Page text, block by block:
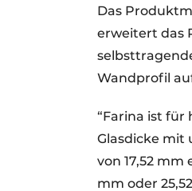
Das
erweitert das
Wandprofil
“Farina ist für
Glasdicke mit
von 17,52 mm
mm oder